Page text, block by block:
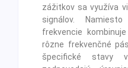
zážitkov sa využíva
signálov.
frekvencie
rôzne frekvenčné
špecifické stavy